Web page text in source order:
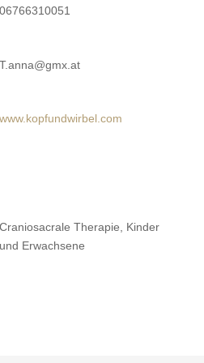
06766310051
T.anna@gmx.at
www.kopfundwirbel.com
Craniosacrale Therapie, Kinder
und Erwachsene